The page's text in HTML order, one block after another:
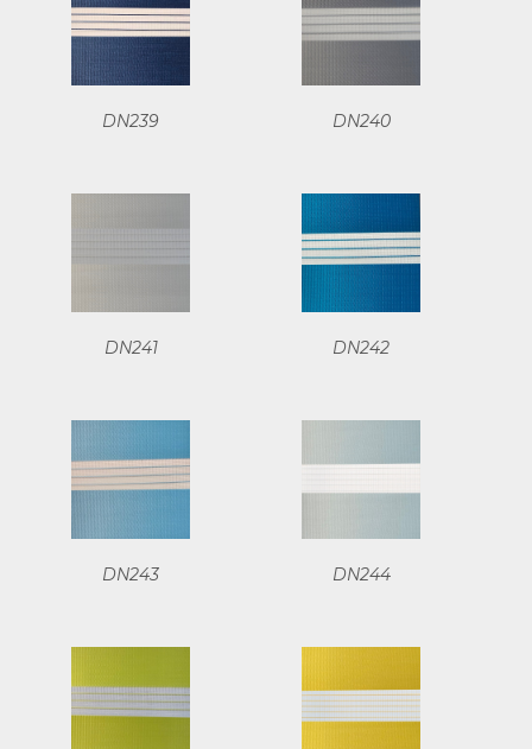
DN239 DN240
DN241 DN242
DN243 DN244